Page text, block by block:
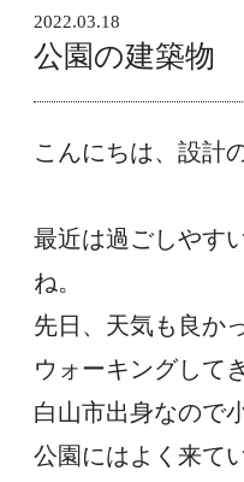
2022.03.18
公園の建築物
こんにちは、設計
最近は過ごしやす
ね。
先日、天気も良か
ウォーキングして
白山市出身なので
公園にはよく来て